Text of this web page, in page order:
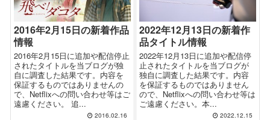
2016年2月15日の新着作品
情報
2016年2月15日に追加や配信停止
されたタイトルを当ブログが独
自に調査した結果です。内容を
保証するものではありませんの
で、Netflixへの問い合わせ等はご
遠慮ください。 追...
2016.02.16
2022年12月13日の新着作
品タイトル情報
2022年12月13日に追加や配信停
止されたタイトルを当ブログが
独自に調査した結果です。内容
を保証するものではありません
ので、Netflixへの問い合わせ等は
ご遠慮ください。本...
2022.12.15